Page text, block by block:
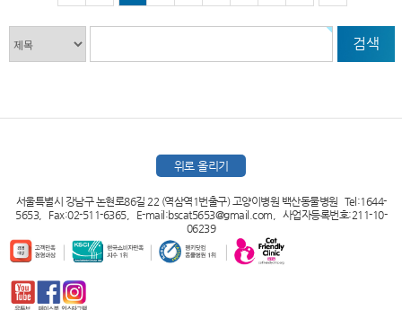
검색
위로 올리기
서울특별시 강남구 논현로86길 22 (역삼역1번출구) 고양이병원 백산동물병원 Tel:1644-
5653, Fax:02-511-6365, E-mail:bscat5653@gmail.com, 사업자등록번호:211-10-
06239